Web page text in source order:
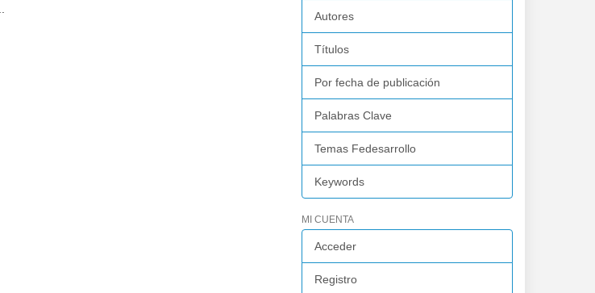
Autores
Títulos
Por fecha de publicación
Palabras Clave
Temas Fedesarrollo
Keywords
MI CUENTA
Acceder
Registro